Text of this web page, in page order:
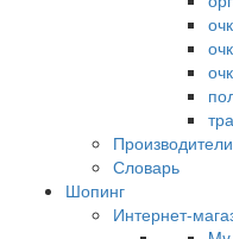
Производители
Словарь
Шопинг
Интернет-